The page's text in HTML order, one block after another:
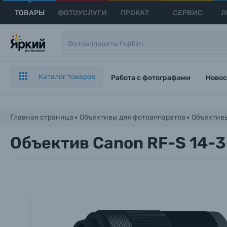
ТОВАРЫ ФОТОУСЛУГИ ПРОКАТ СЕРВИС
Каталог товаров Работа с фотографами
Главная страница Объективы для фотоаппаратов
Объектив Canon RF-S 14-